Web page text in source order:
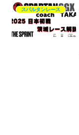
スパルタンレース